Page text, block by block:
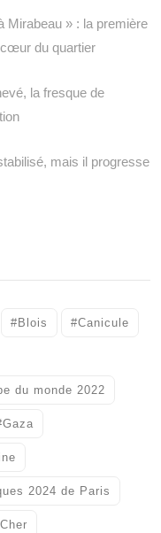
Mirabeau » : la première
du quartier
la fresque de
mais il progresse
#Blois #Canicule
du monde 2022
2024 de Paris